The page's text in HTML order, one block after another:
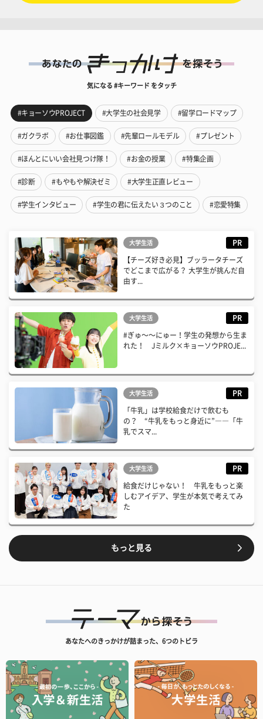
気になる #キーワード をタッチ
#キョーソウPROJECT #大学生の社会見学 #留学ロードマップ
#ガクラボ #お仕事図鑑 #先輩ロールモデル #プレゼント
#ほんとにいい会社見つけ隊！ #お金の授業 #特集企画
#診断 #もやもや解決ゼミ #大学生正直レビュー
#学生インタビュー #学生の君に伝えたい３つのこと #恋愛特集
大学生活 PR
【チーズ好き必見】ブッラータチーズ
でどこまで広がる？ 大学生が挑んだ自
由す...
大学生活 PR
#ぎゅ〜〜にゅー！学生の発想から生ま
れた！ Jミルク×キョーソウPROJE...
大学生活 PR
「牛乳」は学校給食だけで飲むも
の？ “牛乳をもっと身近に”――「牛
乳でスマ...
大学生活 PR
給食だけじゃない！ 牛乳をもっと楽
しむアイデア、学生が本気で考えてみ
た
もっと見る
あなたへのきっかけが詰まった、6つのトビラ